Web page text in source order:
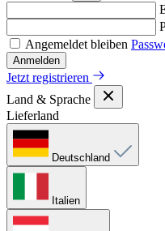
Angemeldet bleiben
Anmelden
Jetzt registrieren
Land & Sprache
Lieferland
Deutschland
Italien